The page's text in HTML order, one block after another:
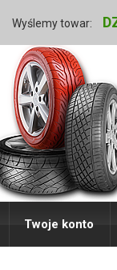
Wyślemy towar:
Twoje konto